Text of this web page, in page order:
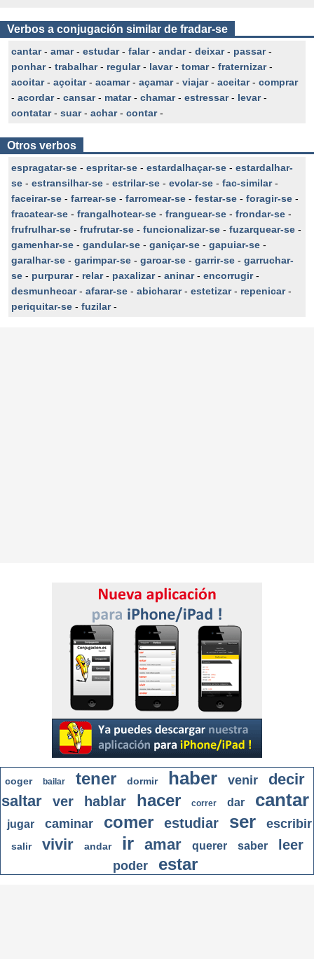
Verbos a conjugación similar de fradar-se
cantar- amar- estudar- falar- andar- deixar- passar-
ponhar- trabalhar- regular- lavar- tomar- fraternizar-
acoitar- açoitar- acamar- açamar- viajar- aceitar- comprar
- acordar- cansar- matar- chamar- estressar- levar-
contatar- suar- achar- contar-
Otros verbos
espragatar-se - espritar-se - estardalhaçar-se - estardalhar-
se - estransilhar-se - estrilar-se - evolar-se - fac-similar-
faceirar-se - farrear-se - farromear-se - festar-se - foragir-se -
fracatear-se - frangalhotear-se - franguear-se - frondar-se -
frufrulhar-se - frufrutar-se - funcionalizar-se - fuzarquear-se -
gamenhar-se - gandular-se - ganiçar-se - gapuiar-se -
garalhar-se - garimpar-se - garoar-se - garrir-se - garruchar-
se - purpurar- relar- paxalizar- aninar- encorrugir-
desmunhecar- afarar-se - abicharar- estetizar- repenicar-
periquitar-se - fuzilar-
coger bailar tener dormir haber venir
decir
saltar
ver hablar hacer correr dar cantar
jugar caminar comer estudiar ser escribir
salir vivir andar ir amar querer saber leer
poder estar